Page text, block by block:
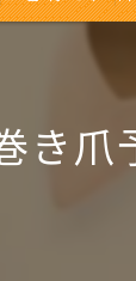
爪